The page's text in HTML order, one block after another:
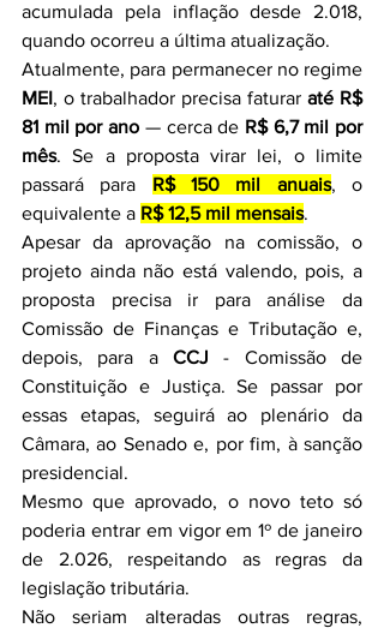
acumulada pela inflação desde 2.018,
quando ocorreu a última atualização.
MEI, o trabalhador precisa faturar até R$
81 mil por ano — cerca de R$ 6,7 mil por
mês. Se a proposta virar lei, o limite
passará para R$ 150 mil anuais, o
equivalente a R$ 12,5 mil mensais.
Apesar da aprovação na comissão, o
projeto ainda não está valendo, pois, a
proposta precisa ir para análise da
Comissão de Finanças e Tributação e,
depois, para a CCJ - Comissão de
Constituição e Justiça. Se passar por
essas etapas, seguirá ao plenário da
Câmara, ao Senado e, por fim, à sanção
presidencial.
Mesmo que aprovado, o novo teto só
poderia entrar em vigor em 1º de janeiro
de 2.026, respeitando as regras da
legislação tributária.
Não seriam alteradas outras regras,